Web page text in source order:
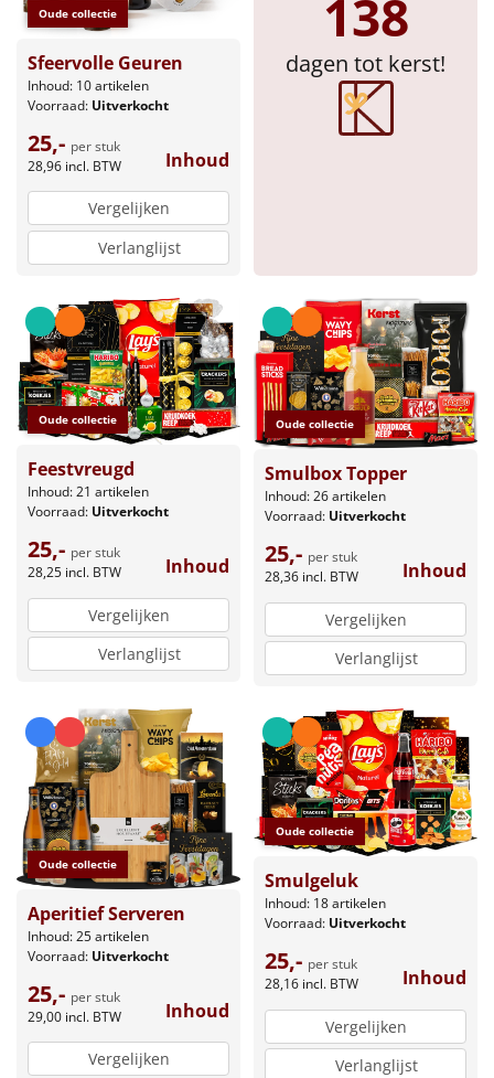
Particulier
Kerstgeschenken 2026
Relatiegeschenken
Cadeaubon
Per stuk
Alle overige
Oude collectie
Sfeervolle Geuren
Inhoud: 10 artikelen
Voorraad: Uitverkocht
25,- per stuk
28,96 incl. BTW Inhoud
Vergelijken
Verlanglijst
138
dagen tot kerst!
Oude collectie
Feestvreugd
Inhoud: 21 artikelen
Voorraad: Uitverkocht
25,- per stuk
28,25 incl. BTW Inhoud
Vergelijken
Verlanglijst
Oude collectie
Smulbox Topper
Inhoud: 26 artikelen
Voorraad: Uitverkocht
25,- per stuk
28,36 incl. BTW Inhoud
Vergelijken
Verlanglijst
Oude collectie
Aperitief Serveren
Inhoud: 25 artikelen
Voorraad: Uitverkocht
25,- per stuk
29,00 incl. BTW Inhoud
Vergelijken
Oude collectie
Smulgeluk
Inhoud: 18 artikelen
Voorraad: Uitverkocht
25,- per stuk
28,16 incl. BTW Inhoud
Vergelijken
Verlanglijst